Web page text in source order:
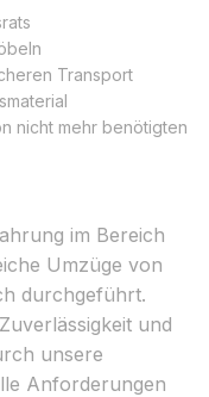
Transport
nicht mehr benötigten
im Bereich
Umzüge von
durchgeführt.
und
unsere
Anforderungen